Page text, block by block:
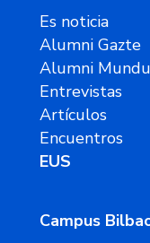
Es noticia
Alumni Gazte
Alumni
Entrevistas
Artículos
Encuentros
EUS
Campus